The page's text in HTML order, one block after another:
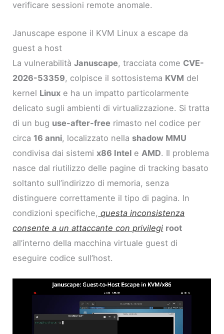
verificare sessioni remote anomale.
Januscape espone il KVM Linux a escape da
guest a host
La vulnerabilitàJanuscape, tracciata come CVE-
2026-53359, colpisce il sottosistema KVM del
kernel Linux e ha un impatto particolarmente
delicato sugli ambienti di virtualizzazione. Si tratta
di un bug use-after-free rimasto nel codice per
circa 16 anni, localizzato nella shadow MMU
condivisa dai sistemix86 Intel e AMD. Il problema
nasce dal riutilizzo delle pagine di tracking basato
soltanto sull’indirizzo di memoria, senza
distinguere correttamente il tipo di pagina. In
condizioni specifiche, questa inconsistenza
consente a un attaccante con privilegi root
all’interno della macchina virtuale guest di
eseguire codice sull’host.